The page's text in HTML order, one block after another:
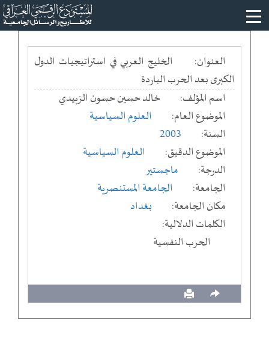
العنوان:
الخليج العربي في استراتيجيات الدول
الكبرى بعد الحرب الباردة
اسم المؤلف:
خالد حسين حسون الزبيدي
الموضوع العام:
العلوم السياسية
السنة:
2003
الموضوع الدقيق:
العلوم السياسية
الدرجة:
ماجستير
الجامعة:
الجامعة المستنصرية
مكان الجامعة:
بغداد
الكلمات الدلالية:
الحرب النفسية